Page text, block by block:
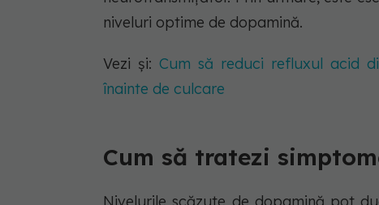
niveluri optime de dopamină.
Vezi și: Cum să reduci refluxul acid
înainte de culcare
Cum să tratezi